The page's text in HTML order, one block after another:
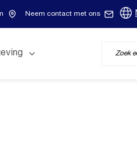
Neem contact met ons